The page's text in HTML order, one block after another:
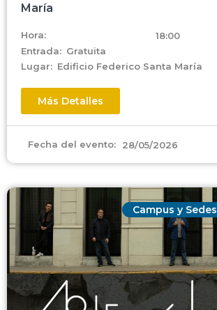
María
Hora:
18:00
Entrada: Gratuita
Lugar: Edificio Federico Santa María
Más Detalles
Fecha del evento: 28/05/2026
Campus y Sedes